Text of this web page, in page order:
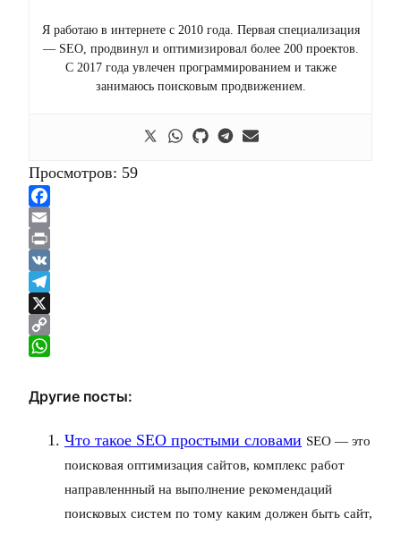
Я работаю в интернете с 2010 года. Первая специализация
— SEO, продвинул и оптимизировал более 200 проектов.
С 2017 года увлечен программированием и также
занимаюсь поисковым продвижением.
Просмотров: 59
Facebook
Email
Print
VK
Telegram
X
Copy
Другие посты:
Что такое SEO простыми словами SEO — это
поисковая оптимизация сайтов, комплекс работ
направленнный на выполнение рекомендаций
поисковых систем по тому каким должен быть сайт,